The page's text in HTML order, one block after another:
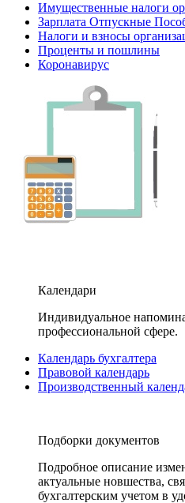
Имущественные налоги
Зарплата Отпускные
Налоги и взносы
Проценты и пошлины
Коронавирус
Календари
Индивидуальное
профессиональной сфере.
Календарь бухгалтера
Правовой календарь
Производственный
Подборки документов
Подробное описание
актуальные новшества,
бухгалтерским учетом в